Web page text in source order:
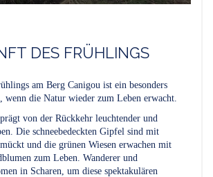
DES FRÜHLINGS
am Berg Canigou ist ein besonders
wenn die Natur wieder zum Leben erwacht.
von der Rückkehr leuchtender und
Die schneebedeckten Gipfel sind mit
und die grünen Wiesen erwachen mit
zum Leben. Wanderer und
in Scharen, um diese spektakulären